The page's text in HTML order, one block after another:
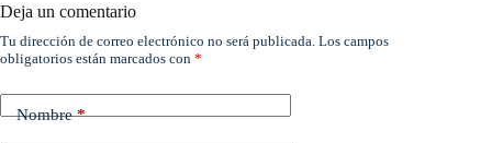
Deja un comentario
Tu dirección de correo electrónico no será publicada. Los campos
obligatorios están marcados con *
Nombre*